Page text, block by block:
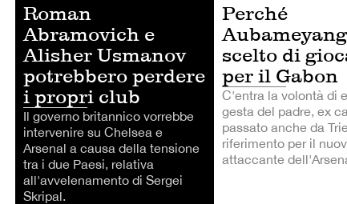
Roman
Abramovich e
Alisher Usmanov
potrebbero perdere
i propri club
Il governo britannico vorrebbe
intervenire su Chelsea e
Arsenal a causa della tensione
tra i due Paesi, relativa
all'avvelenamento di Sergei
Skripal.
Perché
scelto di
per il Gabon
C'entra la volontà di
gesta del padre, ex
passato anche da
riferimento per il
attaccante